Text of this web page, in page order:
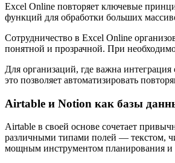
Excel Online повторяет ключевые
функций для обработки больших
Сотрудничество в Excel Online
понятной и прозрачной. При
Для организаций, где важна
это позволяет автоматизировать
Airtable и Notion как базы
Airtable в своей основе сочетает
различными типами полей — текстом,
мощным инструментом планирования и